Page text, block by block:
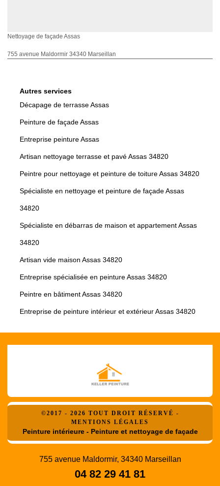
Nettoyage de façade Assas
755 avenue Maldormir 34340 Marseillan
Autres services
Décapage de terrasse Assas
Peinture de façade Assas
Entreprise peinture Assas
Artisan nettoyage terrasse et pavé Assas 34820
Peintre pour nettoyage et peinture de toiture Assas 34820
Spécialiste en nettoyage et peinture de façade Assas
34820
Spécialiste en débarras de maison et appartement Assas
34820
Artisan vide maison Assas 34820
Entreprise spécialisée en peinture Assas 34820
Peintre en bâtiment Assas 34820
Entreprise de peinture intérieur et extérieur Assas 34820
©2017 - 2026 TOUT DROIT RÉSERVÉ -
MENTIONS LÉGALES
Peinture intérieure - Peinture et nettoyage de façade
755 avenue Maldormir, 34340 Marseillan
04 82 29 41 81